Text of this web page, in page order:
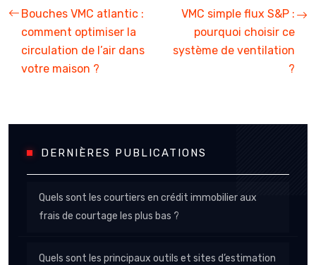
Bouches VMC atlantic :
comment optimiser la
circulation de l’air dans
votre maison ?
VMC simple flux S&P :
pourquoi choisir ce
système de ventilation
?
DERNIÈRES PUBLICATIONS
Quels sont les courtiers en crédit immobilier aux
frais de courtage les plus bas ?
Quels sont les principaux outils et sites d’estimation